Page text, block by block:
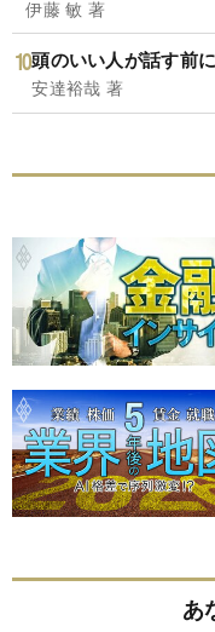
伊藤 敏 著
頭のいい人が話す前
安達裕哉 著
あ